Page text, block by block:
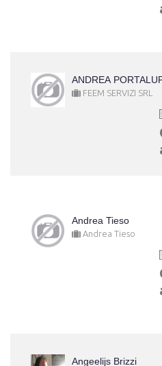
ANDREA
FEEM SERVIZI SRL
Andrea Tieso
Andrea Tieso
Angeelijs Brizzi